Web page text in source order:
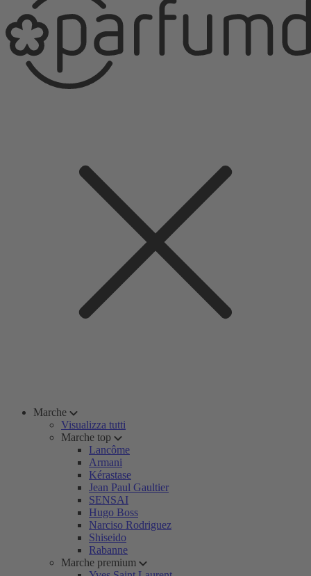
Marche
Visualizza tutti
Marche top
Lancôme
Armani
Kérastase
Jean Paul Gaultier
SENSAI
Hugo Boss
Narciso Rodriguez
Shiseido
Rabanne
Marche premium